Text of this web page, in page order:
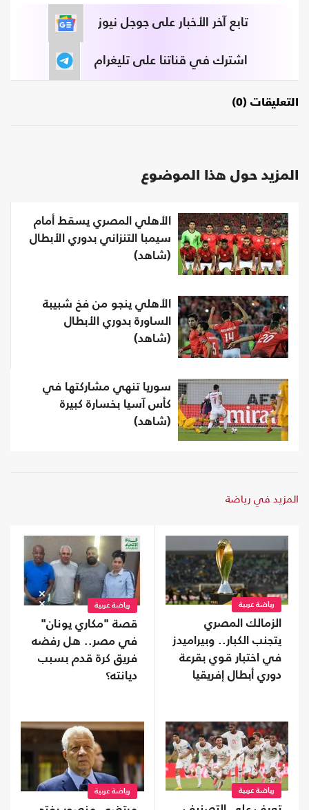
تابع آخر الأخبار على جوجل نيوز
اشترك في قناتنا على تليغرام
التعليقات (0)
المزيد حول هذا الموضوع
الأهلي المصري يسقط أمام
سيمبا التنزاني بدوري الأبطال
(شاهد)
الأهلي ينجو من فخ شبيبة
الساورة بدوري الأبطال
(شاهد)
سوريا تنهي مشاركتها في
كأس آسيا بخسارة كبيرة
(شاهد)
المزيد في رياضة
رياضة عربية
الزمالك المصري
يتجنب الكبار.. وبيراميدز
في اختبار قوي بقرعة
دوري أبطال إفريقيا
رياضة عربية
قصة "مكاري يونان"
في مصر.. هل رفضه
فريق كرة قدم بسبب
ديانته؟
رياضة عربية رياضة عربية